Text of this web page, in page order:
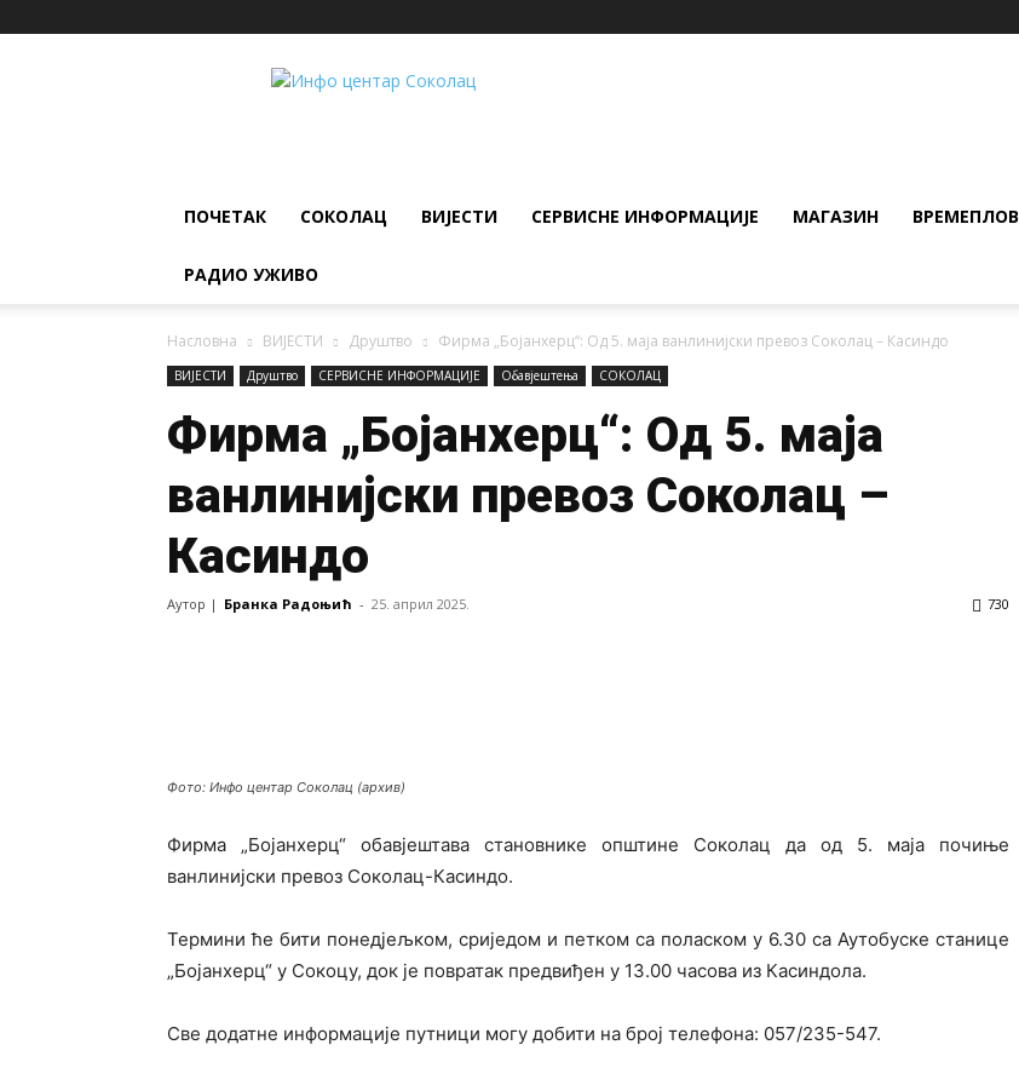
ИНФО
ПОЧЕТАК СОКОЛАЦ ВИЈЕСТИ СЕРВИСНЕ ИНФОРМАЦИЈЕ МАГАЗИН ВРЕМЕПЛОВ
РАДИО УЖИВО
Насловна ВИЈЕСТИ Друштво Фирма „Бојанхерц“: Од 5. маја ванлинијски превоз Соколац – Касиндо
ВИЈЕСТИ Друштво СЕРВИСНЕ ИНФОРМАЦИЈЕ Обавјештења СОКОЛАЦ
Фирма „Бојанхерц“: Од 5. маја
ванлинијски превоз Соколац –
Касиндо
Аутор | Бранка Радоњић - 25. април 2025. 730
Фото: Инфо центар Соколац (архив)
Фирма „Бојанхерц“ обавјештава становнике општине Соколац да од 5. маја почиње
ванлинијски превоз Соколац-Касиндо.
Термини ће бити понедјељком, сриједом и петком са поласком у 6.30 са Аутобуске станице
„Бојанхерц“ у Сокоцу, док је повратак предвиђен у 13.00 часова из Касиндола.
Све додатне информације путници могу добити на број телефона: 057/235-547.